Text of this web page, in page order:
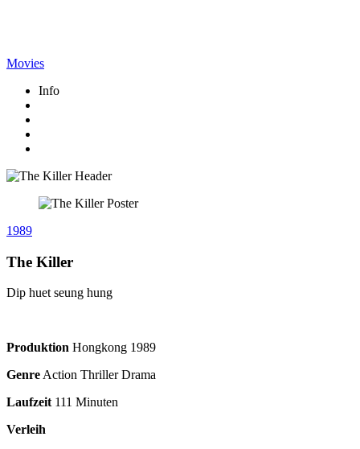
Movies
Info
1989
The Killer
Dip huet seung hung
Produktion Hongkong 1989
GenreAction Thriller Drama
Laufzeit111 Minuten
Verleih